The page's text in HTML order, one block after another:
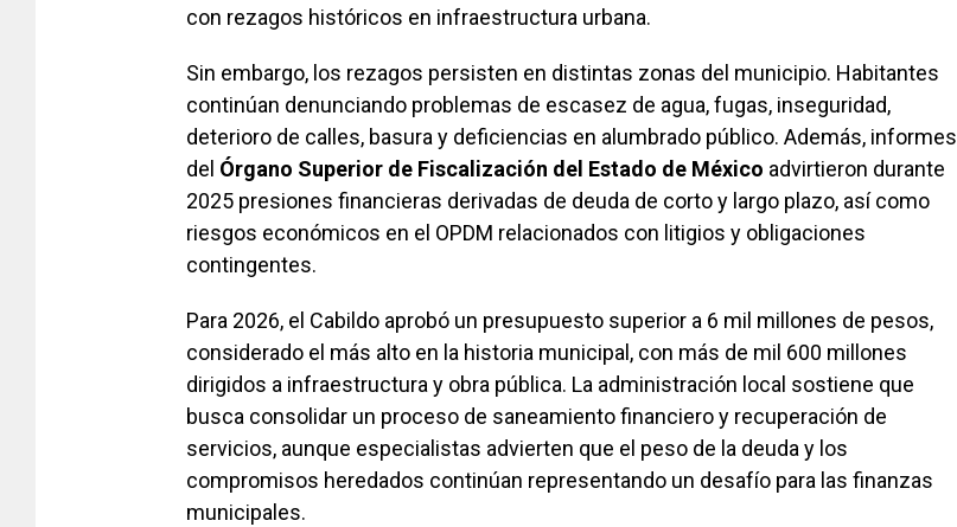
con rezagos históricos en infraestructura urbana.
Sin embargo, los rezagos persisten en distintas zonas del municipio. Habitantes
continúan denunciando problemas de escasez de agua, fugas, inseguridad,
deterioro de calles, basura y deficiencias en alumbrado público. Además, informes
del Órgano Superior de Fiscalización del Estado de México advirtieron durante
2025 presiones financieras derivadas de deuda de corto y largo plazo, así como
riesgos económicos en el OPDM relacionados con litigios y obligaciones
contingentes.
Para 2026, el Cabildo aprobó un presupuesto superior a 6 mil millones de pesos,
considerado el más alto en la historia municipal, con más de mil 600 millones
dirigidos a infraestructura y obra pública. La administración local sostiene que
busca consolidar un proceso de saneamiento financiero y recuperación de
servicios, aunque especialistas advierten que el peso de la deuda y los
compromisos heredados continúan representando un desafío para las finanzas
municipales.